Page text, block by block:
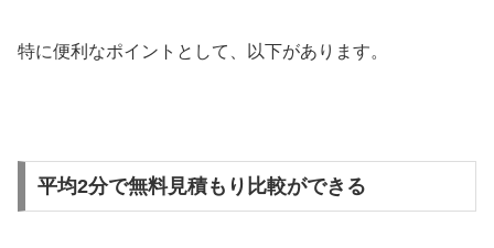
特に便利なポイントとして、以下があります。
平均2分で無料見積もり比較ができる